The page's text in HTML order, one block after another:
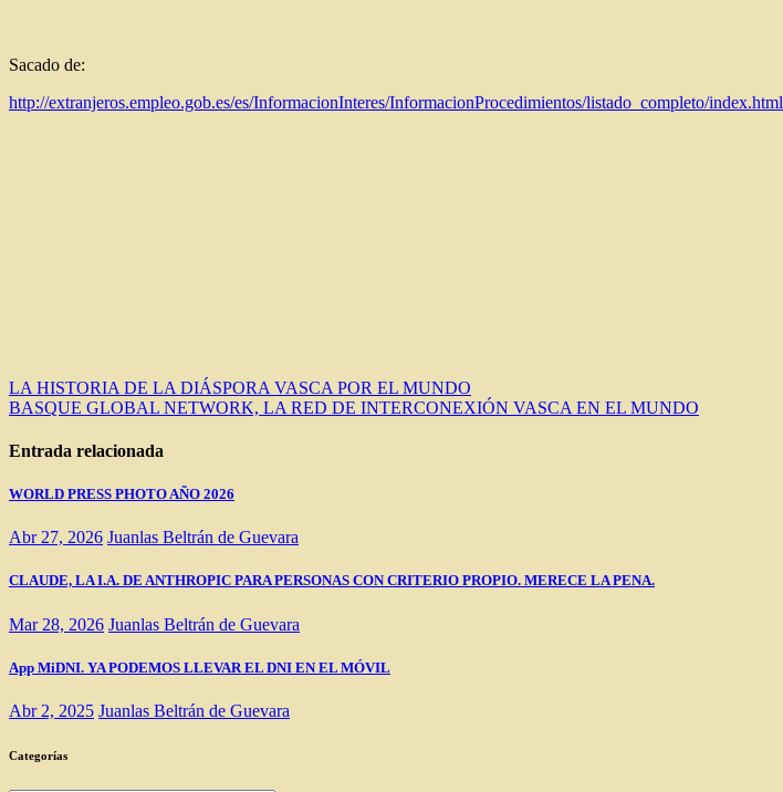
Sacado de:
http://extranjeros.empleo.gob.es/es/InformacionInteres/InformacionProcedimientos/listado_completo/index.html
Navegación
de
entradas
LA HISTORIA DE LA DIÁSPORA VASCA POR EL MUNDO
BASQUE GLOBAL NETWORK, LA RED DE INTERCONEXIÓN VASCA EN EL MUNDO
Entrada relacionada
WORLD PRESS PHOTO AÑO 2026
Abr 27, 2026 Juanlas Beltrán de Guevara
CLAUDE, LA I.A. DE ANTHROPIC PARA PERSONAS CON CRITERIO PROPIO. MERECE LA PENA.
Mar 28, 2026 Juanlas Beltrán de Guevara
App MiDNI. YA PODEMOS LLEVAR EL DNI EN EL MÓVIL
Abr 2, 2025 Juanlas Beltrán de Guevara
Categorías